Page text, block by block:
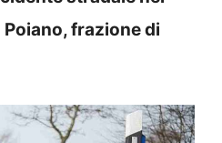
frazione di